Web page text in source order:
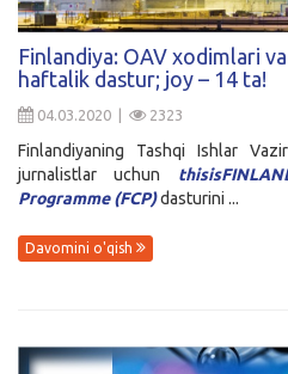
Finlandiya: OAV xodimlari
haftalik dastur; joy – 14 ta!
04.03.2020 | 2323
Finlandiyaning Tashqi Ishlar
jurnalistlar uchun
Programme (FCP)dasturini ...
Davomini o'qish